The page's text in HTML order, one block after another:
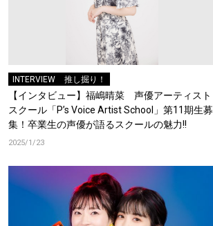
INTERVIEW 推し掘り！
【インタビュー】福嶋晴菜 声優アーティスト
スクール「P’s Voice Artist School」第11期生募
集！卒業生の声優が語るスクールの魅力!!
2025/1/23